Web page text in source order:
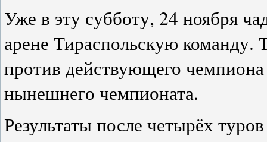
Уже в эту субботу, 24 ноября
арене Тираспольскую команду.
против действующего
нынешнего чемпионата.
Результаты после четырёх